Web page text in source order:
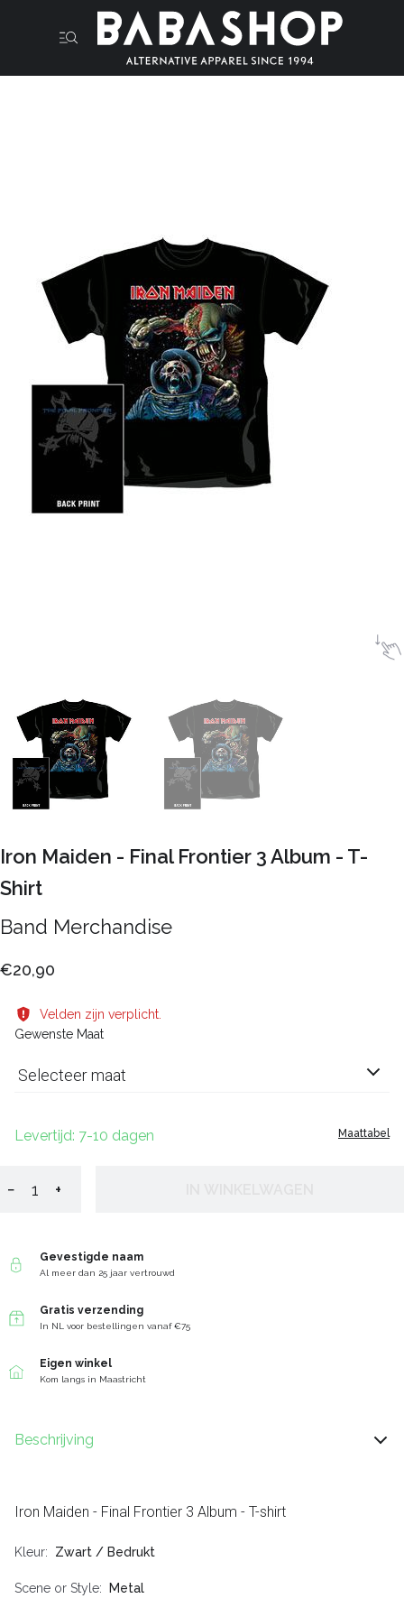
Iron Maiden - Final Frontier 3 Album - T-
Shirt
Band Merchandise
€20,90
Velden zijn verplicht.
Gewenste Maat
Selecteer maat
Maattabel
Levertijd: 7-10 dagen
− +
Gevestigde naam
Al meer dan 25 jaar vertrouwd
Gratis verzending
In NL voor bestellingen vanaf €75
Eigen winkel
Kom langs in Maastricht
Beschrijving
Iron Maiden - Final Frontier 3 Album - T-shirt
Kleur Zwart / Bedrukt
Scene or Style Metal